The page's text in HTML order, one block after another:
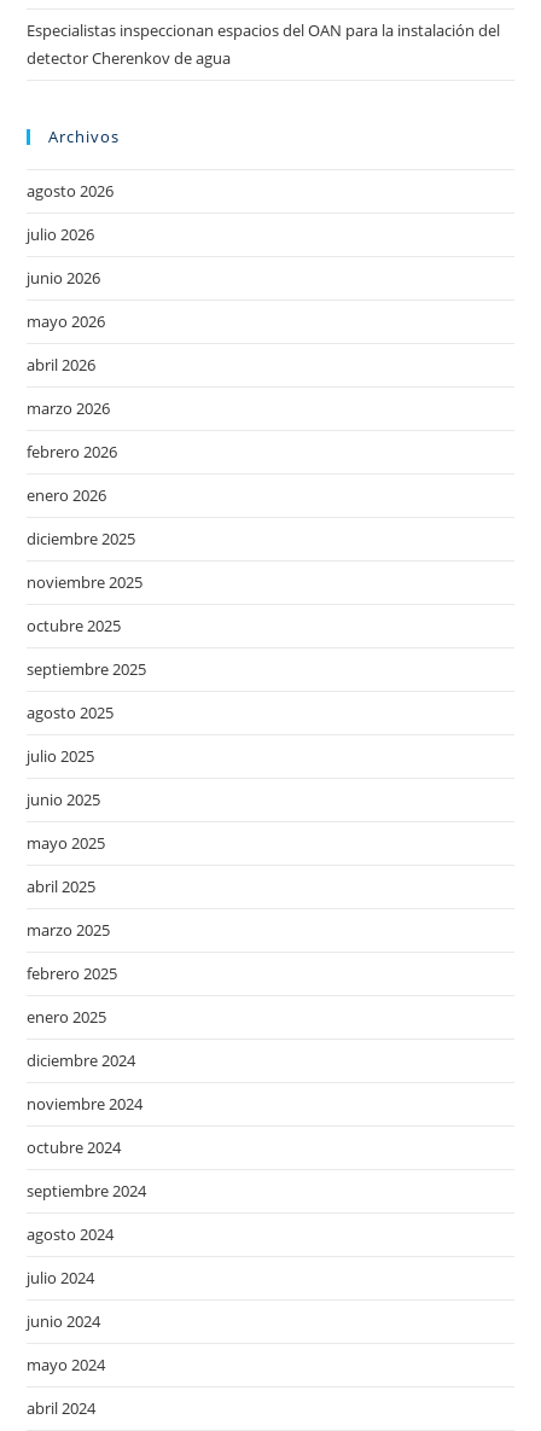
Especialistas inspeccionan espacios del OAN para la instalación del
detector Cherenkov de agua
Archivos
agosto 2026
julio 2026
junio 2026
mayo 2026
abril 2026
marzo 2026
febrero 2026
enero 2026
diciembre 2025
noviembre 2025
octubre 2025
septiembre 2025
agosto 2025
julio 2025
junio 2025
mayo 2025
abril 2025
marzo 2025
febrero 2025
enero 2025
diciembre 2024
noviembre 2024
octubre 2024
septiembre 2024
agosto 2024
julio 2024
junio 2024
mayo 2024
abril 2024